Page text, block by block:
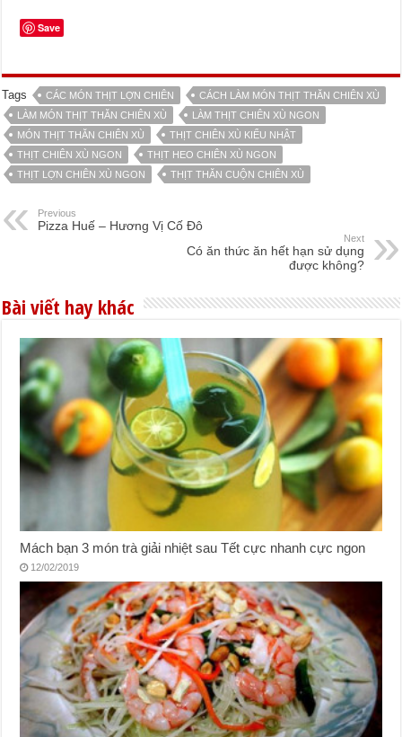
Save
Tags CÁC MÓN THỊT LỢN CHIÊN
CÁCH LÀM MÓN THỊT THĂN CHIÊN XÙ
LÀM MÓN THỊT THĂN CHIÊN XÙ
LÀM THỊT CHIÊN XÙ NGON
MÓN THỊT THĂN CHIÊN XÙ
THỊT CHIÊN XÙ KIỂU NHẬT
THỊT CHIÊN XÙ NGON
THỊT HEO CHIÊN XÙ NGON
THỊT LỢN CHIÊN XÙ NGON
THỊT THĂN CUỘN CHIÊN XÙ
Previous
Pizza Huế – Hương Vị Cố Đô
Next
Có ăn thức ăn hết hạn sử dụng
được không?
Bài viết hay khác
Mách bạn 3 món trà giải nhiệt sau Tết cực nhanh cực ngon
12/02/2019